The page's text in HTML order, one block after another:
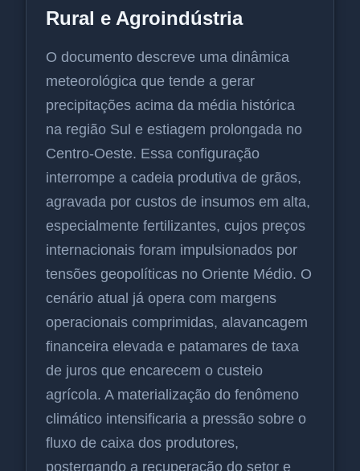
Rural e Agroindústria
O documento descreve uma dinâmica
meteorológica que tende a gerar
precipitações acima da média histórica
na região Sul e estiagem prolongada no
Centro-Oeste. Essa configuração
interrompe a cadeia produtiva de grãos,
agravada por custos de insumos em alta,
especialmente fertilizantes, cujos preços
internacionais foram impulsionados por
tensões geopolíticas no Oriente Médio. O
cenário atual já opera com margens
operacionais comprimidas, alavancagem
financeira elevada e patamares de taxa
de juros que encarecem o custeio
agrícola. A materialização do fenômeno
climático intensificaria a pressão sobre o
fluxo de caixa dos produtores,
postergando a recuperação do setor e